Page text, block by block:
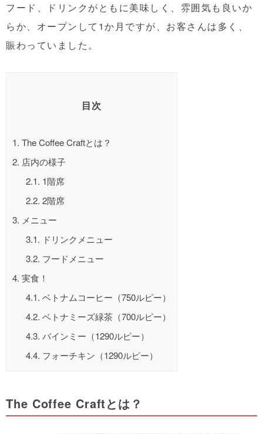
フード、ドリンクがともに美味しく、雰囲気も良いか
らか、オープンして1か月ですが、お客さんは多く、
賑わっていました。
目次
1. The Coffee Craftとは？
2. 店内の様子
2.1. 1階席
2.2. 2階席
3. メニュー
3.1. ドリンクメニュー
3.2. フードメニュー
4. 実食！
4.1. ベトナムコーヒー（750ルピー）
4.2. ベトナミーズ緑茶（700ルピー）
4.3. バインミー（1290ルピー）
4.4. フォーチキン（1290ルピー）
The Coffee Craftとは？